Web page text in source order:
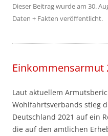
Dieser Beitrag wurde am 30.
Daten + Fakten veröffentlicht.
Einkommensarmut
Laut aktuellem
Wohlfahrtsverbands stieg
Deutschland 2021 auf ein
die auf den amtlichen